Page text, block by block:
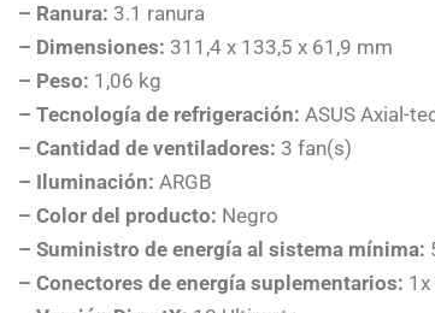
– Ranura: 3.1 ranura
– Dimensiones: 311,4 x 133,5 x 61,9 mm
– Peso: 1,06 kg
– Tecnología de refrigeración: ASUS Axial-
– Cantidad de ventiladores: 3 fan(s)
– Iluminación: ARGB
– Color del producto: Negro
– Suministro de energía al sistema mínima:
– Conectores de energía suplementarios: 1x